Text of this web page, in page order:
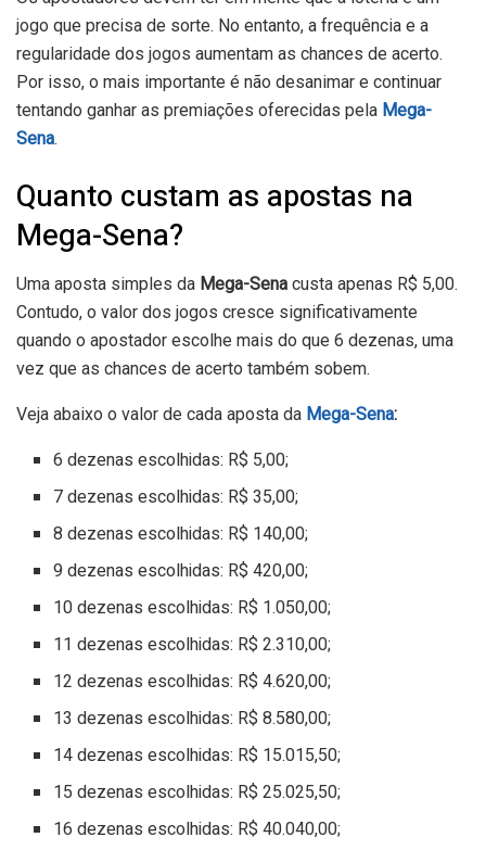
jogo que precisa de sorte. No entanto, a frequência e a
regularidade dos jogos aumentam as chances de acerto.
Por isso, o mais importante é não desanimar e continuar
tentando ganhar as premiações oferecidas pela Mega-
Sena.
Quanto custam as apostas na
Mega-Sena?
Uma aposta simples da Mega-Sena custa apenas R$ 5,00.
Contudo, o valor dos jogos cresce significativamente
quando o apostador escolhe mais do que 6 dezenas, uma
vez que as chances de acerto também sobem.
Veja abaixo o valor de cada aposta da Mega-Sena:
6 dezenas escolhidas: R$ 5,00;
7 dezenas escolhidas: R$ 35,00;
8 dezenas escolhidas: R$ 140,00;
9 dezenas escolhidas: R$ 420,00;
10 dezenas escolhidas: R$ 1.050,00;
11 dezenas escolhidas: R$ 2.310,00;
12 dezenas escolhidas: R$ 4.620,00;
13 dezenas escolhidas: R$ 8.580,00;
14 dezenas escolhidas: R$ 15.015,50;
15 dezenas escolhidas: R$ 25.025,50;
16 dezenas escolhidas: R$ 40.040,00;